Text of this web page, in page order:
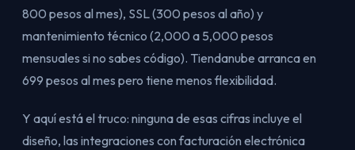
800 pesos al mes), SSL (300 pesos al año) y
mantenimiento técnico (2,000 a 5,000 pesos
mensuales si no sabes código). Tiendanube arranca en
699 pesos al mes pero tiene menos flexibilidad.
Y aquí está el truco: ninguna de esas cifras incluye el
diseño, las integraciones con facturación electrónica